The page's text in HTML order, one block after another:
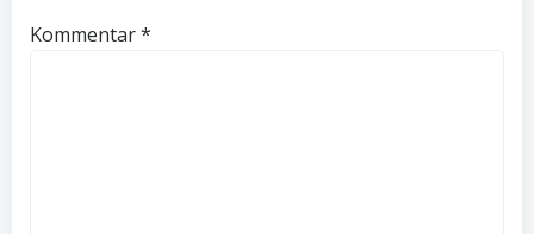
Kommentar*